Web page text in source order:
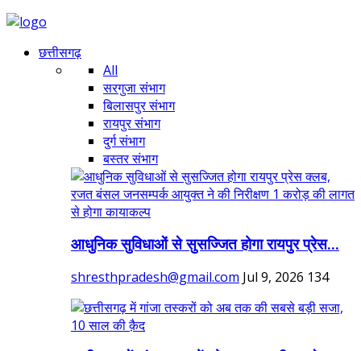
छत्तीसगढ़
All
सरगुजा संभाग
बिलासपुर संभाग
रायपुर संभाग
दुर्ग संभाग
बस्तर संभाग
आधुनिक सुविधाओं से सुसज्जित होगा रायपुर प्रेस...
shresthpradesh@gmail.com Jul 9, 2026 134